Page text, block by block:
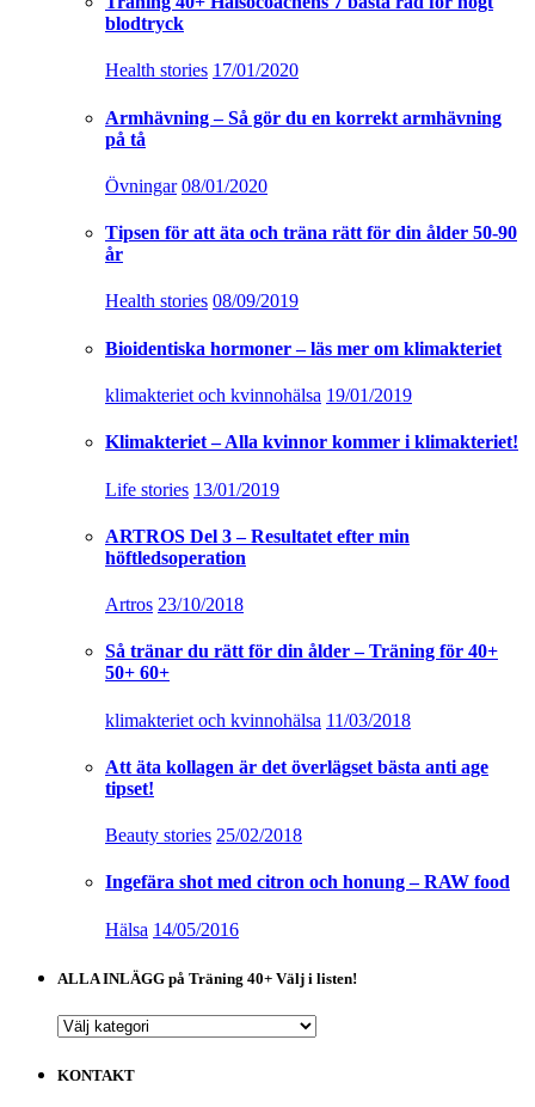
blodtryck
Health stories 17/01/2020
Armhävning – Så gör du en korrekt armhävning
på tå
Övningar 08/01/2020
Tipsen för att äta och träna rätt för din ålder 50-90
år
Health stories 08/09/2019
Bioidentiska hormoner – läs mer om klimakteriet
klimakteriet och kvinnohälsa 19/01/2019
Klimakteriet – Alla kvinnor kommer i klimakteriet!
Life stories 13/01/2019
ARTROS Del 3 – Resultatet efter min
höftledsoperation
Artros 23/10/2018
Så tränar du rätt för din ålder – Träning för 40+
50+ 60+
klimakteriet och kvinnohälsa 11/03/2018
Att äta kollagen är det överlägset bästa anti age
tipset!
Beauty stories 25/02/2018
Ingefära shot med citron och honung – RAW food
Hälsa 14/05/2016
ALLA INLÄGG på Träning 40+ Välj i listen!
ALLA
på
KONTAKT